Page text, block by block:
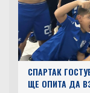
СПАРТАК
ЩЕ ОПИТА ДА